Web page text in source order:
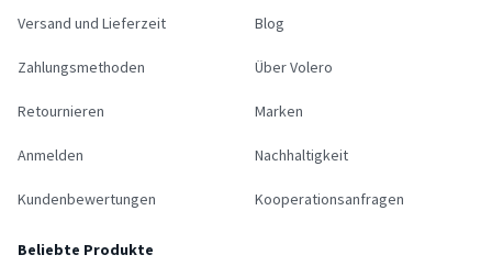
Versand und Lieferzeit
Zahlungsmethoden
Retournieren
Anmelden
Kundenbewertungen
Blog
Über Volero
Marken
Nachhaltigkeit
Kooperationsanfragen
Beliebte Produkte